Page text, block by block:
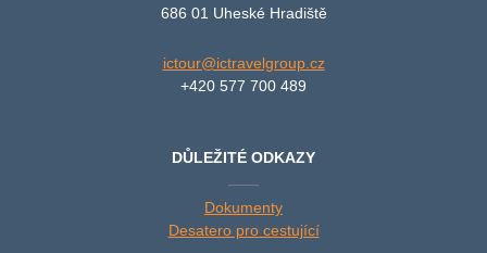
686 01 Uheské Hradiště
ictour@ictravelgroup.cz
+420 577 700 489
DŮLEŽITÉ ODKAZY
Dokumenty
Desatero pro cestující